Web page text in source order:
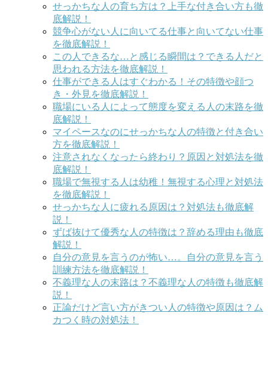
せっかちな人の育ち方は？上手な付き合い方も徹
底解説！
競争心がない人に向いてる仕事と向いてない仕事
を徹底解説！
この人できるな…と感じる瞬間は？できる人だと
思われる方法を徹底解説！
仕事ができる人はすぐわかる！その特徴や顔つ
き・外見を徹底解説！
職場にいる人によって態度を変える人の末路を徹
底解説！
マイペースなのにせっかちな人の特徴と付き合い
方を徹底解説！
注意されなくなったら終わり？原因と対処法を徹
底解説！
職場で無視する人は幼稚！無視する心理と対処法
を徹底解説！
せっかちな人に疲れる原因は？対処法も徹底解
説！
ずば抜けて優秀な人の特徴は？辞める理由も徹底
解説！
自分の意見を言うのが怖い…。自分の意見を言う
訓練方法を徹底解説！
不義理な人の末路は？不義理な人の特徴も徹底解
説！
正論だけど言い方がきつい人の特徴や原因は？ム
カつく時の対処法！